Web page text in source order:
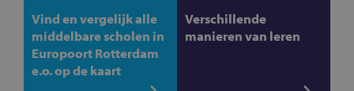
Vind en vergelijk alle
middelbare scholen in
Europoort Rotterdam
e.o. op de kaart
Verschillende
manieren van leren